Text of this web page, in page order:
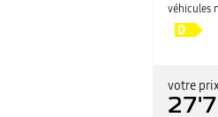
véhicules
votre prix